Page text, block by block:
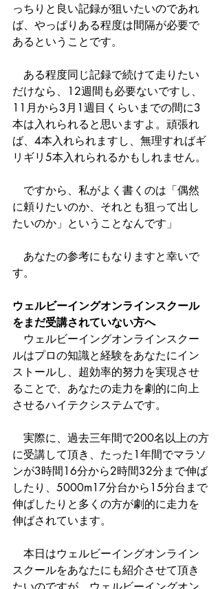
っちりと良い記録が狙いたいのであれ
ば、やっぱりある程度は間隔が必要で
あるということです。
ある程度同じ記録で続けて走りたい
だけなら、12週間も必要ないですし、
11月から3月1週目くらいまでの間に3
本は入れられると思いますよ。頑張れ
ば、4本入れられますし、無理すればギ
リギリ5本入れられるかもしれません。
ですから、私がよく書くのは「偶然
に頼りたいのか、それとも狙って出し
たいのか」ということなんです」
あなたの参考にもなりますと幸いで
す。
ウェルビーイングオンラインスクール
をまだ受講されていない方へ
ウェルビーイングオンラインスクー
ルはプロの知識と経験をあなたにイン
ストールし、超効率的努力を実現させ
ることで、あなたの走力を劇的に向上
させるハイテクシステムです。
実際に、過去三年間で200名以上の方
に受講して頂き、たった1年間でマラソ
ンが3時間16分から2時間32分まで伸ば
したり、5000m17分台から15分台まで
伸ばしたりと多くの方が劇的に走力を
伸ばされています。
本日はウェルビーイングオンライン
スクールをあなたにも紹介させて頂き